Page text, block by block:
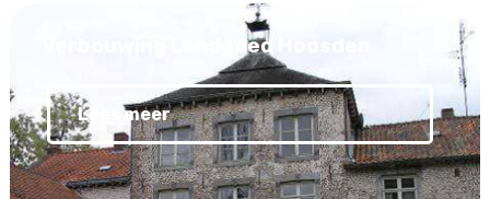
Verbouwing Landgoed Hoosden
Lees meer